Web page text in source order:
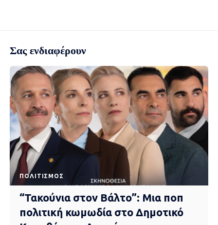
Σας ενδιαφέρουν
ΠΟΛΙΤΙΣΜΌΣ
“Τακούνια στον Βάλτο”: Μια ποπ
πολιτική κωμωδία στο Δημοτικό